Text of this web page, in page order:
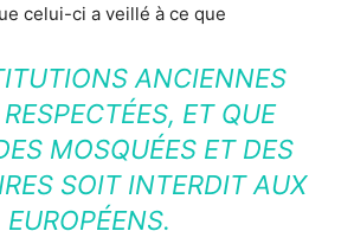
celui-ci a veillé à ce que
ANCIENNES
ET QUE
MOSQUÉES ET DES
SOIT INTERDIT AUX
EUROPÉENS.